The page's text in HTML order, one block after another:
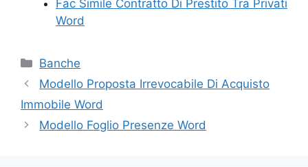
Fac Simile Contratto Di Prestito Tra Privati
Word
Categorie
Banche
Modello Proposta Irrevocabile Di Acquisto
Immobile Word
Modello Foglio Presenze Word